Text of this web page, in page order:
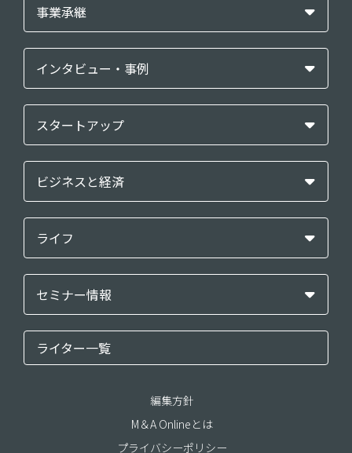
事業承継
インタビュー・事例
スタートアップ
ビジネスと経済
ライフ
セミナー情報
ライター一覧
編集方針
M＆A Onlineとは
プライバシーポリシー